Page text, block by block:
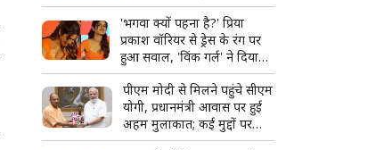
'भगवा क्यों पहना है?' प्रिया
प्रकाश वॉरियर से ड्रेस के रंग पर
हुआ सवाल, 'विंक गर्ल' ने दिया
शांत लेकिन करारा जवाब
पीएम मोदी से मिलने पहुंचे सीएम
योगी, प्रधानमंत्री आवास पर हुई
अहम मुलाकात; कई मुद्दों पर
चर्चा की उम्मीद